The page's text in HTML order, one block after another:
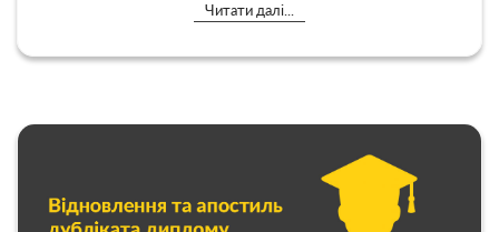
Читати далі...